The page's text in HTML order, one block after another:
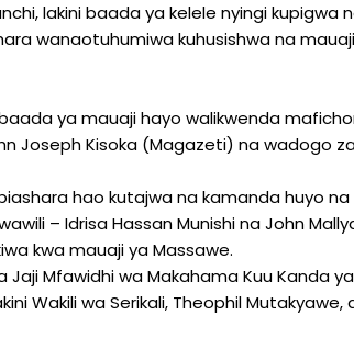
lakini baada ya kelele nyingi
wanaotuhumiwa kuhusishwa na
ya mauaji hayo walikwenda
Joseph Kisoka (Magazeti) na wadogo
hao kutajwa na kamanda huyo
– Idrisa Hassan Munishi na John
kwa mauaji ya Massawe.
Mfawidhi wa Makahama Kuu Kanda
Wakili wa Serikali, Theophil